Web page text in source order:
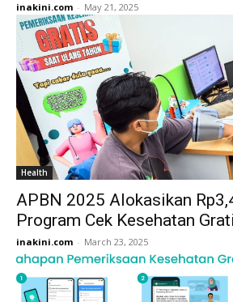
inakini.com - May 21, 2025
Health
APBN 2025 Alokasikan
Program Cek Kesehatan
inakini.com - March 23, 2025